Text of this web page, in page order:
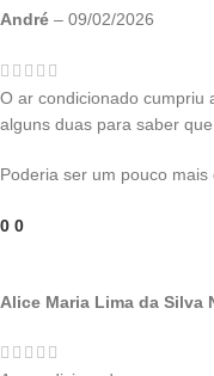
André – 09/02/2026
O ar condicionado cumpriu
alguns duas para saber
Poderia ser um pouco
0 0
Alice Maria Lima da Silva